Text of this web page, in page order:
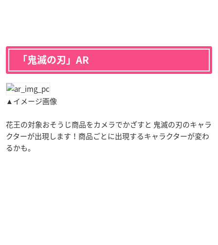
「鬼滅の刃」AR
▲イメージ画像
花王の対象おそうじ商品をカメラでかざすと 鬼滅の刃のキャラ
クターが出現します！商品ごとに出現するキャラクターが変わ
るかも。